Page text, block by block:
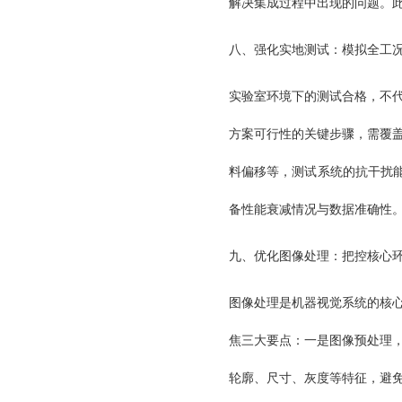
八、强化实地测试：模拟全工
实验室环境下的测试合格，不
方案可行性的关键步骤，需覆
料偏移等，测试系统的抗干扰
备性能衰减情况与数据准确性
九、优化图像处理：把控核心
图像处理是机器视觉系统的核
焦三大要点：一是图像预处理
轮廓、尺寸、灰度等特征，避